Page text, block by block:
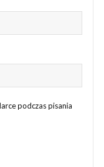
podczas pisania